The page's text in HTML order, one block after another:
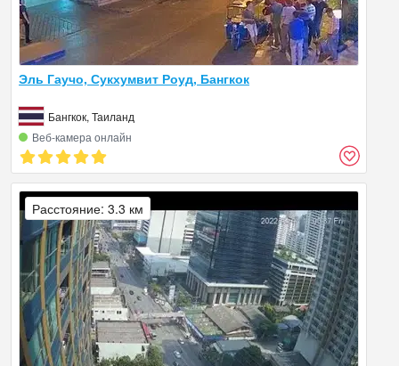
Эль Гаучо, Сукхумвит Роуд, Бангкок
Бангкок, Таиланд
Веб‑камера онлайн
Расстояние: 3.3 км